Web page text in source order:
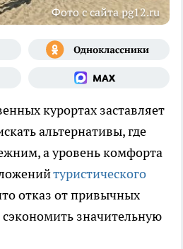
Фото с сайта pg12.ru
курортах заставляет
альтернативы, где
а уровень комфорта
туристического
отказ от привычных
значительную